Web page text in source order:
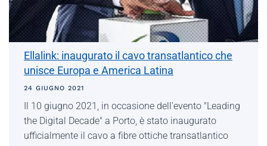
Ellalink: inaugurato il cavo transatlantico che
unisce Europa e America Latina
24 GIUGNO 2021
Il 10 giugno 2021, in occasione dell'evento "Leading
the Digital Decade" a Porto, è stato inaugurato
ufficialmente il cavo a fibre ottiche transatlantico